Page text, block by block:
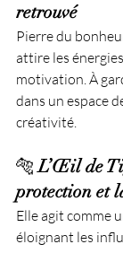
retrouvé
Pierre du
attire les
motivation. À
dans un espace
créativité.
🐅 L’Œil de
protection et
Elle agit comme
éloignant les